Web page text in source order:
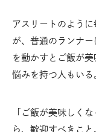
アスリートのよう
が、普通のランナ
を動かすとご飯が
悩みを持つ人もいる
「ご飯が美味しく
ら、歓迎すべきこ